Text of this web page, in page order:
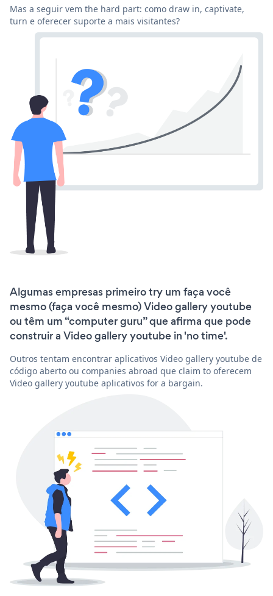
Mas a seguir vem the hard part: como draw in, captivate,
turn e oferecer suporte a mais visitantes?
Algumas empresas primeiro try um faça você
mesmo (faça você mesmo) Video gallery youtube
ou têm um “computer guru” que afirma que pode
construir a Video gallery youtube in 'no time'.
Outros tentam encontrar aplicativos Video gallery youtube de
código aberto ou companies abroad que claim to oferecem
Video gallery youtube aplicativos for a bargain.